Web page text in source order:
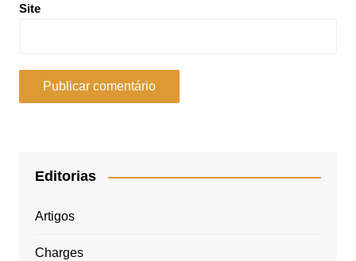
Site
Editorias
Artigos
Charges